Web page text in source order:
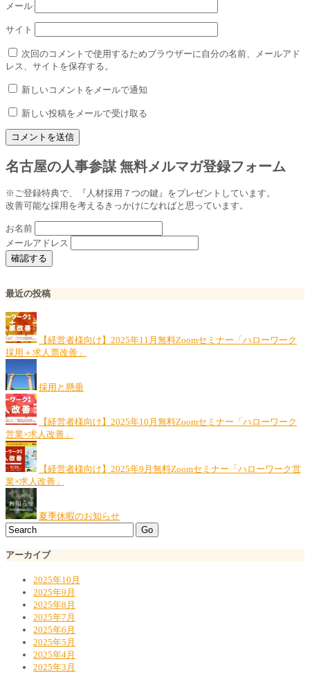
メール
サイト
次回のコメントで使用するためブラウザーに自分の名前、メールアド
レス、サイトを保存する。
新しいコメントをメールで通知
新しい投稿をメールで受け取る
名古屋の人事参謀 無料メルマガ登録フォーム
※ご登録特典で、『人材採用７つの鍵』をプレゼントしています。
改善可能な採用を考えるきっかけになればと思っています。
お名前
メールアドレス
最近の投稿
【経営者様向け】2025年11月無料Zoomセミナー「ハローワーク
採用＋求人票改善」
採用と懸垂
【経営者様向け】2025年10月無料Zoomセミナー「ハローワーク
営業×求人改善」
【経営者様向け】2025年9月無料Zoomセミナー「ハローワーク営
業×求人改善」
夏季休暇のお知らせ
アーカイブ
2025年10月
2025年9月
2025年8月
2025年7月
2025年6月
2025年5月
2025年4月
2025年3月